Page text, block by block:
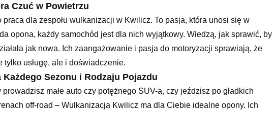
Czuć w Powietrzu
praca dla zespołu wulkanizacji w Kwilicz. To pasja, która unosi się w
opona, każdy samochód jest dla nich wyjątkowy. Wiedzą, jak sprawić, by
jak nowa. Ich zaangażowanie i pasja do motoryzacji sprawiają, że
tylko usługę, ale i doświadczenie.
Każdego Sezonu i Rodzaju Pojazdu
prowadzisz małe auto czy potężnego SUV-a, czy jeździsz po gładkich
off-road – Wulkanizacja Kwilicz ma dla Ciebie idealne opony. Ich